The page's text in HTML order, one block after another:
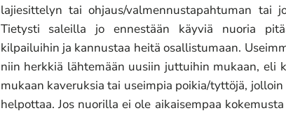
lajiesittelyn tai ohjaus/valmennustapahtuman tai
Tietysti saleilla jo ennestään käyviä nuoria
kilpailuihin ja kannustaa heitä osallistumaan.
niin herkkiä lähtemään uusiin juttuihin mukaan, eli
mukaan kaveruksia tai useimpia poikia/tyttöjä,
helpottaa. Jos nuorilla ei ole aikaisempaa